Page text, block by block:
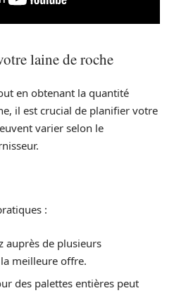
laine de roche
en obtenant la quantité
il est crucial de planifier votre
varier selon le
:
auprès de plusieurs
meilleure offre.
des palettes entières peut